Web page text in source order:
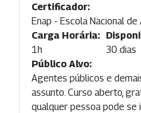
Certificador:
Enap - Escola Nacional
Carga Horária:
1h
30 dias
Público Alvo:
Agentes públicos e
assunto. Curso aberto,
qualquer pessoa pode se